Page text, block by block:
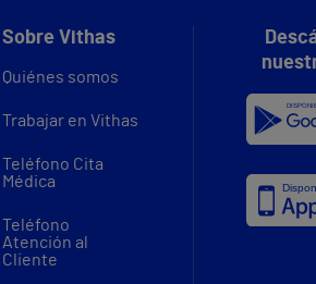
Sobre Vithas
Quiénes somos
Trabajar en Vithas
Teléfono Cita
Médica
Teléfono
Atención al
Cliente